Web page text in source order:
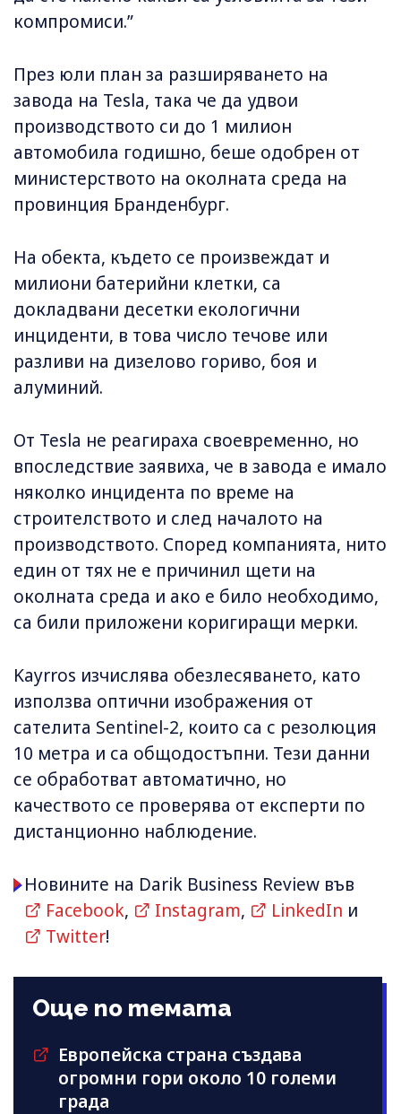
компромиси.”
През юли план за разширяването на
завода на Tesla, така че да удвои
производството си до 1 милион
автомобила годишно, беше одобрен от
министерството на околната среда на
провинция Бранденбург.
На обекта, където се произвеждат и
милиони батерийни клетки, са
докладвани десетки екологични
инциденти, в това число течове или
разливи на дизелово гориво, боя и
алуминий.
От Tesla не реагираха своевременно, но
впоследствие заявиха, че в завода е имало
няколко инцидента по време на
строителството и след началото на
производството. Според компанията, нито
един от тях не е причинил щети на
околната среда и ако е било необходимо,
са били приложени коригиращи мерки.
Kayrros изчислява обезлесяването, като
използва оптични изображения от
сателита Sentinel-2, които са с резолюция
10 метра и са общодостъпни. Тези данни
се обработват автоматично, но
качеството се проверява от експерти по
дистанционно наблюдение.
Новините на Darik Business Review във
Facebook, Instagram, LinkedIn и
Twitter!
Още по темата
Европейска страна създава
огромни гори около 10 големи
града